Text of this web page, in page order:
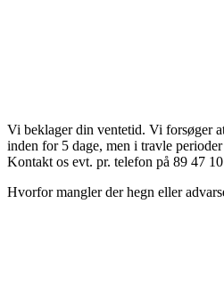
Vi beklager din ventetid. Vi forsøger
inden for 5 dage, men i travle
Kontakt os evt. pr. telefon på 89 47
Hvorfor mangler der hegn eller